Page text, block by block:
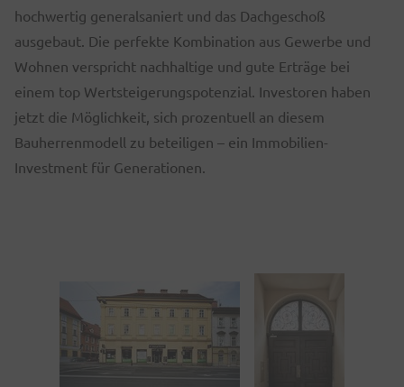
hochwertig generalsaniert und das Dachgeschoß
ausgebaut. Die perfekte Kombination aus Gewerbe und
Wohnen verspricht nachhaltige und gute Erträge bei
einem top Wertsteigerungspotenzial. Investoren haben
jetzt die Möglichkeit, sich prozentuell an diesem
Bauherrenmodell zu beteiligen – ein Immobilien-
Investment für Generationen.